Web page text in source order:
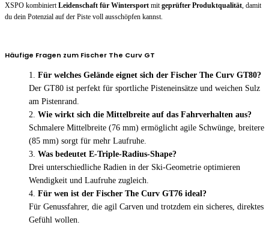
XSPO kombiniert Leidenschaft für Wintersport mit geprüfter Produktqualität , damit
du dein Potenzial auf der Piste voll ausschöpfen kannst.
Häufige Fragen zum Fischer The Curv GT
Für welches Gelände eignet sich der Fischer The Curv GT80?
Der GT80 ist perfekt für sportliche Pisteneinsätze und weichen Sulz
am Pistenrand.
Wie wirkt sich die Mittelbreite auf das Fahrverhalten aus?
Schmalere Mittelbreite (76 mm) ermöglicht agile Schwünge, breitere
(85 mm) sorgt für mehr Laufruhe.
Was bedeutet E-Triple-Radius-Shape?
Drei unterschiedliche Radien in der Ski-Geometrie optimieren
Wendigkeit und Laufruhe zugleich.
Für wen ist der Fischer The Curv GT76 ideal?
Für Genussfahrer, die agil Carven und trotzdem ein sicheres, direktes
Gefühl wollen.